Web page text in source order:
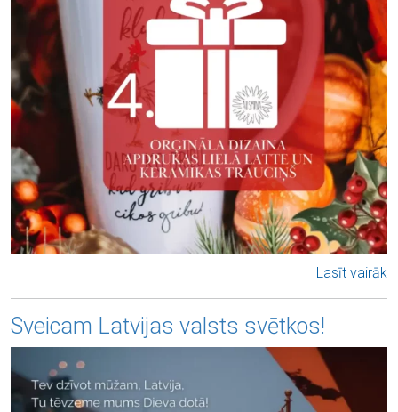
Lasīt vairāk
Sveicam Latvijas valsts svētkos!